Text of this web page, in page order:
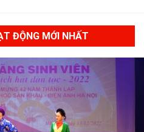
ĐỘNG MỚI NHẤT